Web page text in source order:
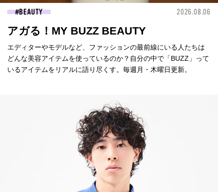
BEAUTY 2026.08.06
アガる！MY BUZZ BEAUTY
エディターやモデルなど、ファッションの最前線にいる人たちは
どんな美容アイテムを使っているのか？自分の中で「BUZZ」って
いるアイテムをリアルに語り尽くす。毎週月・木曜日更新。